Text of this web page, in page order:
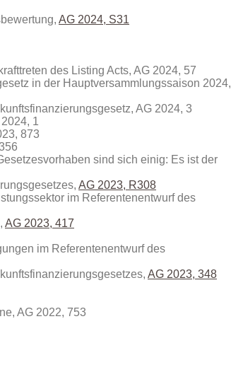
AG 2024, S31
des Listing Acts, AG 2024, 57
in der Hauptversammlungssaison 2024,
AG 2024, 3
1
873
sind sich einig: Es ist der
AG 2023, R308
im Referentenentwurf des
AG 2023, 417
im Referentenentwurf des
AG 2023, 348
AG 2022, 753